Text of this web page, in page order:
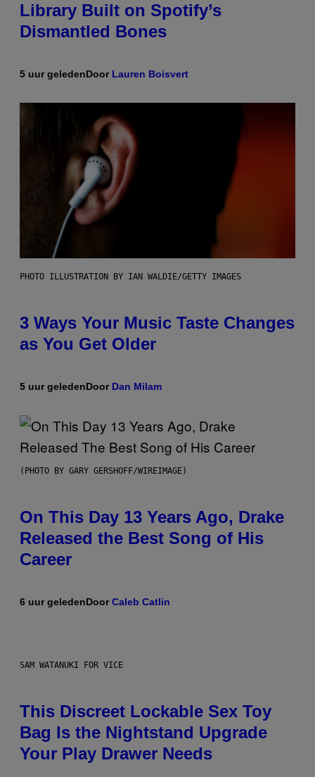
Library Built on Spotify’s
Dismantled Bones
5 uur geledenDoor Lauren Boisvert
PHOTO ILLUSTRATION BY IAN WALDIE/GETTY IMAGES
3 Ways Your Music Taste Changes
as You Get Older
5 uur geledenDoor Dan Milam
(PHOTO BY GARY GERSHOFF/WIREIMAGE)
On This Day 13 Years Ago, Drake
Released the Best Song of His
Career
6 uur geledenDoorCaleb Catlin
SAM WATANUKI FOR VICE
This Discreet Lockable Sex Toy
Bag Is the Nightstand Upgrade
Your Play Drawer Needs